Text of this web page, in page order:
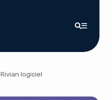
Rivian logiciel